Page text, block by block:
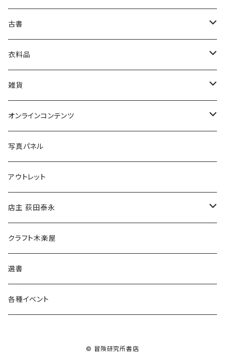
絵本・児童書
娯楽・エンターテインメント
古書
古書セット
美術
衣料品
POLEWARDS
Tシャツ
雑貨
バッグ
ブックカバー
マグカップ
傘
食料品
その他
オンラインコンテンツ
冒険クロストーク
写真パネル
アウトレット
店主 荻田泰永
書籍
ウェア
クラフト木楽屋
選書
各種イベント
© 冒険研究所書店